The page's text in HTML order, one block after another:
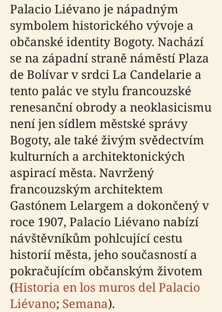
Palacio Liévano je nápadným
symbolem historického vývoje a
občanské identity Bogoty. Nachází
se na západní straně náměstí Plaza
de Bolívar v srdci La Candelarie a
tento palác ve stylu francouzské
renesanční obrody a neoklasicismu
není jen sídlem městské správy
Bogoty, ale také živým svědectvím
kulturních a architektonických
aspirací města. Navržený
francouzským architektem
Gastónem Lelargem a dokončený v
roce 1907, Palacio Liévano nabízí
návštěvníkům pohlcující cestu
historií města, jeho současností a
pokračujícím občanským životem
(Historia en los muros del Palacio
Liévano; Semana).